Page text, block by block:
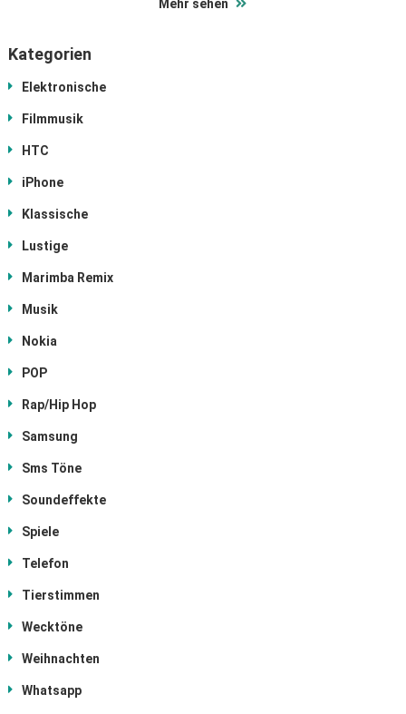
Mehr sehen
Kategorien
Elektronische
Filmmusik
HTC
iPhone
Klassische
Lustige
Marimba Remix
Musik
Nokia
POP
Rap/Hip Hop
Samsung
Sms Töne
Soundeffekte
Spiele
Telefon
Tierstimmen
Wecktöne
Weihnachten
Whatsapp